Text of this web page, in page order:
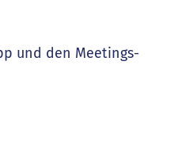
und den Meetings-